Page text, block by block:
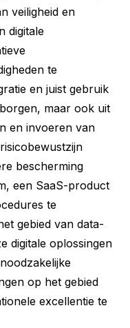
veiligheid en
digitale
te
en juist gebruik
maar ook uit
en invoeren van
bescherming
een SaaS-product
te
gebied van data-
digitale oplossingen
op het gebied
excellentie te